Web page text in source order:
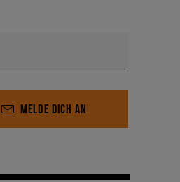
MELDE DICH AN